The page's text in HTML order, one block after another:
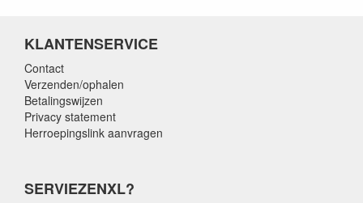
KLANTENSERVICE
Contact
Verzenden/ophalen
Betalingswijzen
Privacy statement
Herroepingslink aanvragen
SERVIEZENXL?